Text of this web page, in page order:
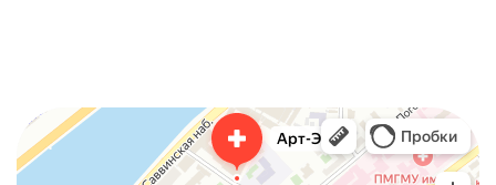
Арт-Эко
Медцентр, клиника в Москве
Гинекологическая клиника в Москве